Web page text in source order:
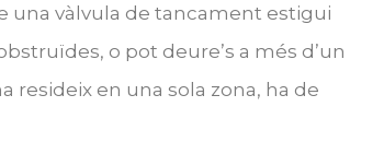
una vàlvula de tancament estigui
o pot deure’s a més d’un
resideix en una sola zona, ha de